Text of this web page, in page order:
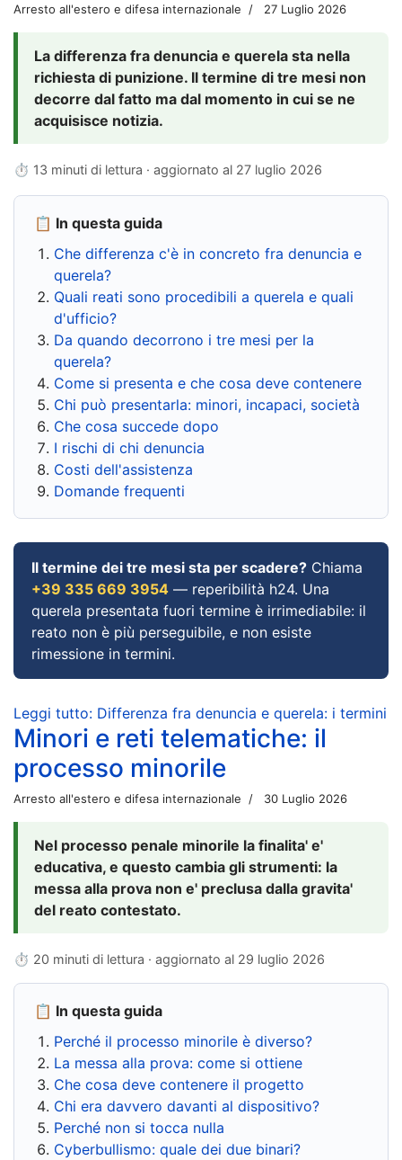
Arresto all'estero e difesa internazionale 27 Luglio 2026
La differenza fra denuncia e querela sta nella
richiesta di punizione. Il termine di tre mesi non
decorre dal fatto ma dal momento in cui se ne
acquisisce notizia.
⏱ 13 minuti di lettura · aggiornato al 27 luglio 2026
📋 In questa guida
Che differenza c'è in concreto fra denuncia e
querela?
Quali reati sono procedibili a querela e quali
d'ufficio?
Da quando decorrono i tre mesi per la
querela?
Come si presenta e che cosa deve contenere
Chi può presentarla: minori, incapaci, società
Che cosa succede dopo
I rischi di chi denuncia
Costi dell'assistenza
Domande frequenti
Il termine dei tre mesi sta per scadere? Chiama
+39 335 669 3954 — reperibilità h24. Una
querela presentata fuori termine è irrimediabile: il
reato non è più perseguibile, e non esiste
rimessione in termini.
Leggi tutto: Differenza fra denuncia e querela: i termini
Minori e reti telematiche: il
processo minorile
Arresto all'estero e difesa internazionale 30 Luglio 2026
Nel processo penale minorile la finalita' e'
educativa, e questo cambia gli strumenti: la
messa alla prova non e' preclusa dalla gravita'
del reato contestato.
⏱ 20 minuti di lettura · aggiornato al 29 luglio 2026
📋 In questa guida
Perché il processo minorile è diverso?
La messa alla prova: come si ottiene
Che cosa deve contenere il progetto
Chi era davvero davanti al dispositivo?
Perché non si tocca nulla
Cyberbullismo: quale dei due binari?